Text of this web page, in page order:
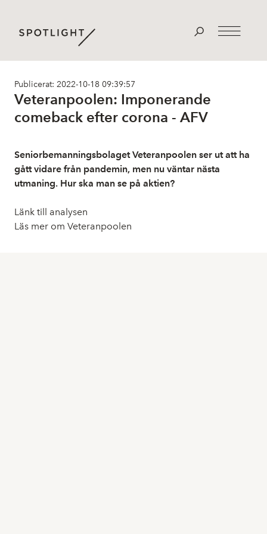
Publicerat: 2022-10-18 09:39:57
Veteranpoolen: Imponerande
comeback efter corona - AFV
Seniorbemanningsbolaget Veteranpoolen ser ut att ha
gått vidare från pandemin, men nu väntar nästa
utmaning. Hur ska man se på aktien?
Länk till analysen
Läs mer om Veteranpoolen